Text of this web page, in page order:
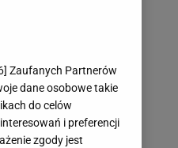
] Zaufanych Partnerów
dane osobowe takie
do celów
i preferencji
zgody jest